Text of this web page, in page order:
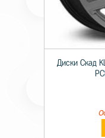
Диски Скад